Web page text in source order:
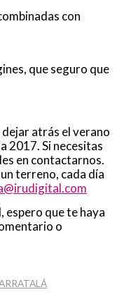
con
que seguro que
atrás el verano
2017. Si necesitas
en contactarnos.
terreno, cada día
espero que te haya
o